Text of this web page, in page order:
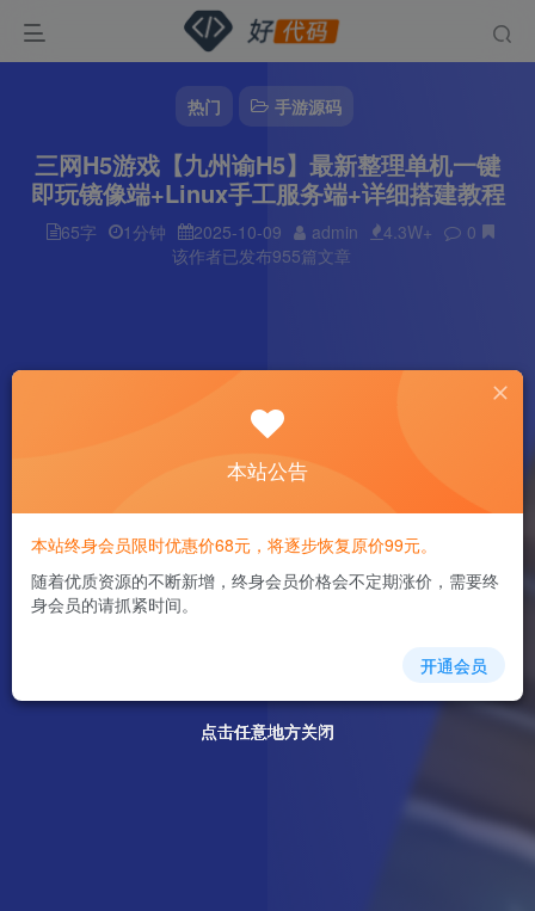
热门 手游源码
三网H5游戏【九州谕H5】最新整理单机一键
即玩镜像端+Linux手工服务端+详细搭建教程
65字 1分钟 2025-10-09 admin 4.3W+
0
该作者已发布955篇文章
点击任意地方关闭
点击任意地方关闭
点击任意地方关闭
点击任意地方关闭
本站公告
本站终身会员限时优惠价68元，将逐步恢复原价99元。
随着优质资源的不断新增，终身会员价格会不定期涨价，需要终
身会员的请抓紧时间。
开通会员